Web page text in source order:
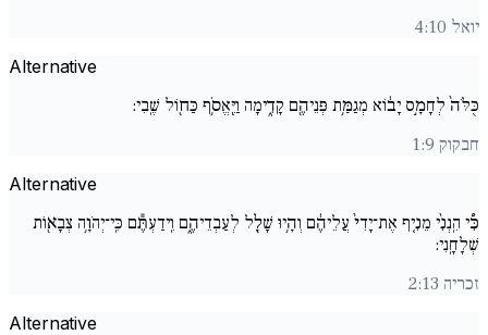
יואל 4:10
Alternative
כֻּלֹּה֙ לְחָמָ֣ס יָב֔וֹא מְגַמַּ֥ת פְּנֵיהֶ֖ם קָדִ֑ימָה וַיֶּֽאֱסֹ֥ף כַּח֖וֹל שֶֽׁבִי:
חבקוק 1:9
Alternative
כִּ֠י הִֽנְנִ֨י מֵנִ֚יף אֶת־יָדִי֙ עֲלֵיהֶ֔ם וְהָ֥יוּ שָׁלָ֖ל לְעַבְדֵיהֶ֑ם וִֽידַעְתֶּ֕ם כִּֽי־יְהֹוָ֥ה צְבָא֖וֹת
שְׁלָחָֽנִי:
זכריה 2:13
Alternative